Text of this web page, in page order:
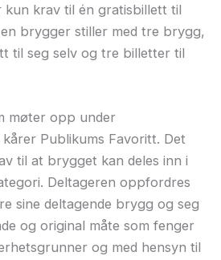
kun krav til én gratisbillett til
brygger stiller med tre brygg,
til seg selv og tre billetter til
møter opp under
Publikums Favoritt. Det
til at brygget kan deles inn i
Deltageren oppfordres
sine deltagende brygg og seg
og original måte som fenger
og med hensyn til